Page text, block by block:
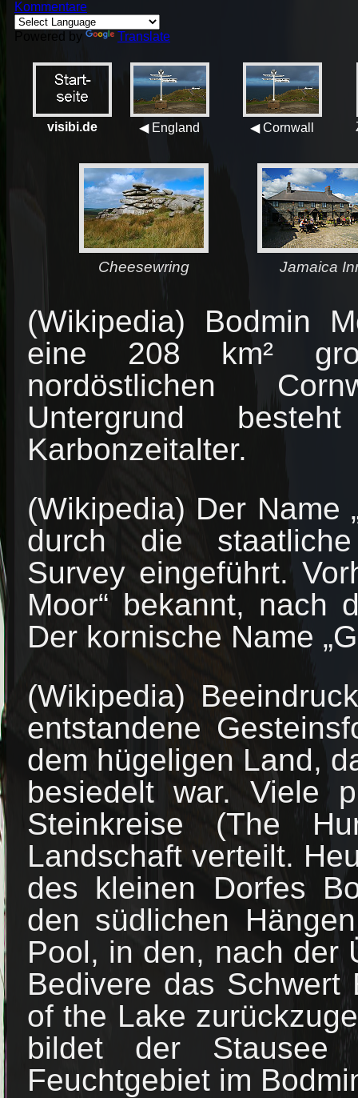
Kommentare
Powered by Translate
visibi.de ◀ England ◀ Cornwall
Cheesewring Jamaica
(Wikipedia) Bodmin
eine 208 km²
nordöstlichen
Untergrund
Karbonzeitalter.
(Wikipedia) Der Name
durch die staatliche
Survey eingeführt.
Moor“ bekannt, nach
Der kornische Name
(Wikipedia)
entstandene
dem hügeligen Land,
besiedelt war. Viele
Steinkreise (The
Landschaft verteilt.
des kleinen Dorfes
den südlichen
Pool, in den, nach der
Bedivere das
of the Lake
bildet der Stausee
Feuchtgebiet im